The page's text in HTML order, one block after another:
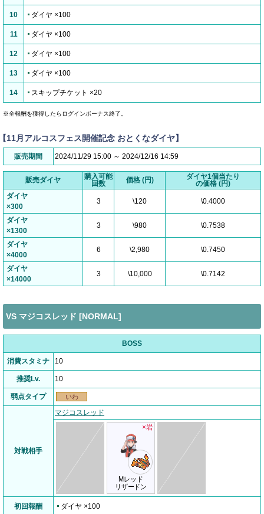
10 ダイヤ ×100
11 ダイヤ ×100
12 ダイヤ ×100
13 ダイヤ ×100
14 スキップチケット ×20
※全報酬を獲得したらログインボーナス終了。
11月アルコスフェス開催記念 おとくなダイヤ】
販売期間 2024/11/29 15:00 ～ 2024/12/16 14:59
販売ダイヤ
購入可能
回数
価格 (円)
ダイヤ1個当たり
の価格 (円)
ダイヤ
×300
3 \120 \0.4000
ダイヤ
×1300
3 \980 \0.7538
ダイヤ
×4000
6 \2,980 \0.7450
ダイヤ
×14000
3 \10,000 \0.7142
VS マジコスレッド [NORMAL]
BOSS
消費スタミナ 10
推奨Lv. 10
弱点タイプ いわ
対戦相手
マジコスレッド
Mレッド
リザードン
×岩
初回報酬 ダイヤ ×100